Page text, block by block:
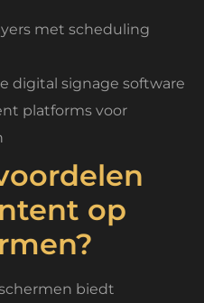
met scheduling
digital signage software
platforms voor
op
biedt